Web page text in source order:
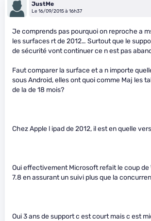
JustMe
Le 16/09/2015 à 16h37
Je comprends pas pourquoi on reproche a
les surfaces rt de 2012… Surtout que le
de sécurité vont continuer ce n est pas
Faut comparer la surface et a n importe
sous Android, elles ont quoi comme Maj les
de la de 18 mois?
Chez Apple l ipad de 2012, il est en quelle
Oui effectivement Microsoft refait le coup de
7.8 en assurant un suivi plus que la
Oui 3 ans de support c est court mais c est